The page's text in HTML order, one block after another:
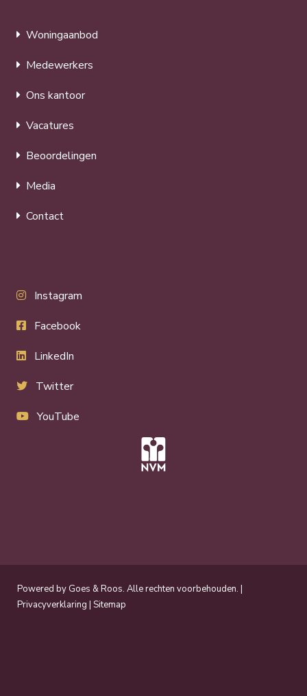
Woningaanbod
Medewerkers
Ons kantoor
Vacatures
Beoordelingen
Media
Contact
Instagram
Facebook
LinkedIn
Twitter
YouTube
Powered by Goes & Roos. Alle rechten voorbehouden. |
Privacyverklaring | Sitemap